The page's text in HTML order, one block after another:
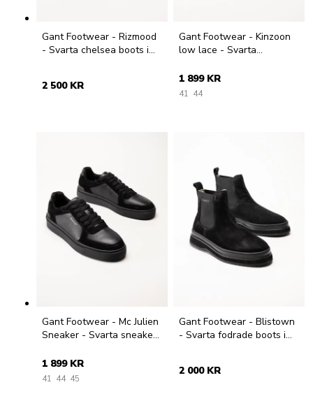
Gant Footwear - Rizmood
- Svarta chelsea boots i
2 500 KR
Gant Footwear - Kinzoon
low lace - Svarta
1 899 KR
41 44
Gant Footwear - Mc Julien
Sneaker - Svarta sneakers
1 899 KR
41 44 45
Gant Footwear - Blistown
- Svarta fodrade boots i
2 000 KR